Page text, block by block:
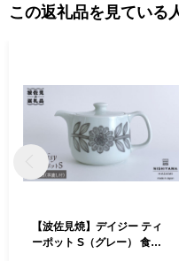
この返礼品を見ている
【波佐見焼】デイジー ティ
ーポット S（グレー） 食器